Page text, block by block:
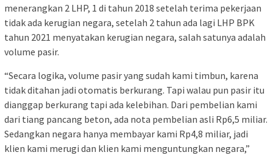
menerangkan 2 LHP, 1 di tahun 2018 setelah terima pekerjaan
tidak ada kerugian negara, setelah 2 tahun ada lagi LHP BPK
tahun 2021 menyatakan kerugian negara, salah satunya adalah
volume pasir.
“Secara logika, volume pasir yang sudah kami timbun, karena
tidak ditahan jadi otomatis berkurang. Tapi walau pun pasir itu
dianggap berkurang tapi ada kelebihan. Dari pembelian kami
dari tiang pancang beton, ada nota pembelian asli Rp6,5 miliar.
Sedangkan negara hanya membayar kami Rp4,8 miliar, jadi
klien kami merugi dan klien kami menguntungkan negara,”